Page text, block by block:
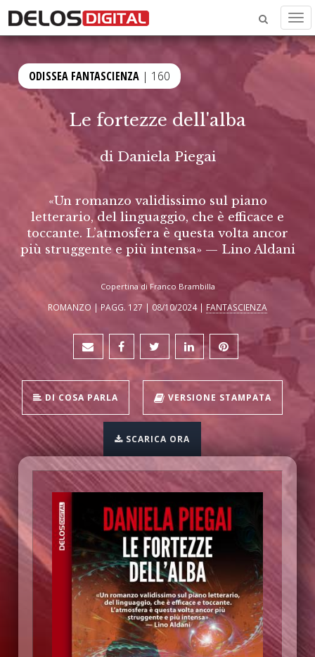
ODISSEA FANTASCIENZA | 160
Le fortezze dell'alba
di Daniela Piegai
«Un romanzo validissimo sul piano
letterario, del linguaggio, che è efficace e
toccante. L’atmosfera è questa volta ancor
più struggente e più intensa» — Lino Aldani
Copertina di Franco Brambilla
ROMANZO | PAGG. 127 | 08/10/2024 | FANTASCIENZA
DI COSA PARLA VERSIONE STAMPATA
SCARICA ORA